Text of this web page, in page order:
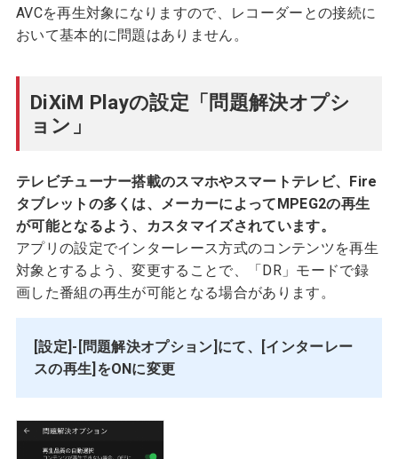
AVCを再生対象になりますので、レコーダーとの接続に
おいて基本的に問題はありません。
DiXiM Playの設定「問題解決オプシ
ョン」
テレビチューナー搭載のスマホやスマートテレビ、Fire
タブレットの多くは、メーカーによってMPEG2の再生
が可能となるよう、カスタマイズされています。
アプリの設定でインターレース方式のコンテンツを再生
対象とするよう、変更することで、「DR」モードで録
画した番組の再生が可能となる場合があります。
[設定]-[問題解決オプション]にて、[インターレー
スの再生]をONに変更